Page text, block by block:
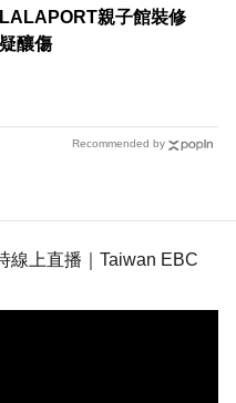
親子館裝修
釀傷
Recommended by
線上直播｜Taiwan EBC